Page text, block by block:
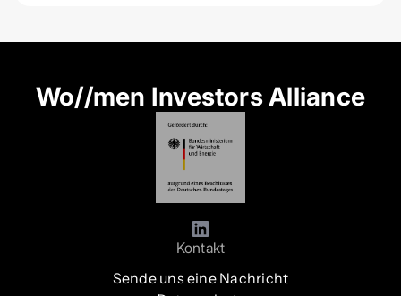
Wo//men Investors Alliance
Kontakt
Sende uns eine Nachricht